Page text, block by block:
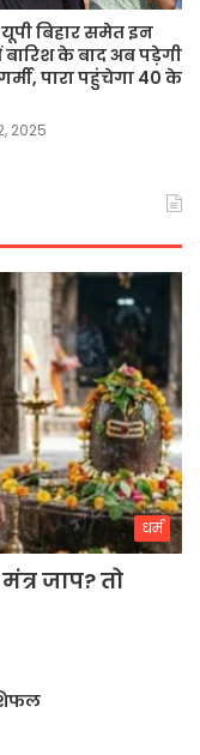
बिहार समेत इन
बारिश के बाद अब पड़ेगी
पारा पहुंचेगा 40 के
2025
धर्म
जाप? तो